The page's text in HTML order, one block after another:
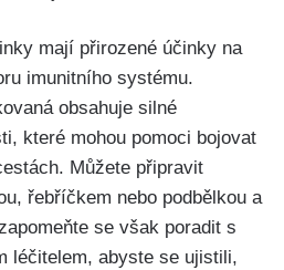
mají přirozené účinky ⁣na
imunitního systému.
obsahuje silné
které ​mohou pomoci bojovat
Můžete připravit
řebříčkem ‌nebo podbělkou ⁤a
se však poradit s
léčitelem, abyste se ujistili,